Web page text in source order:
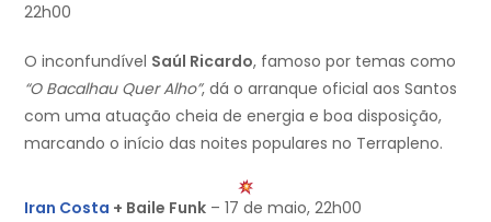
22h00
O inconfundível Saúl Ricardo, famoso por temas como
“O Bacalhau Quer Alho”, dá o arranque oficial aos Santos
com uma atuação cheia de energia e boa disposição,
marcando o início das noites populares no Terrapleno.
Iran Costa + Baile Funk – 17 de maio, 22h00